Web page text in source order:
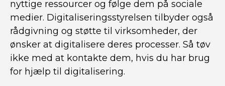
nyttige ressourcer og følge dem på sociale
medier. Digitaliseringsstyrelsen tilbyder også
rådgivning og støtte til virksomheder, der
ønsker at digitalisere deres processer. Så tøv
ikke med at kontakte dem, hvis du har brug
for hjælp til digitalisering.